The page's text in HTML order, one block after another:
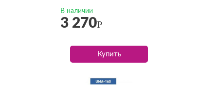
В наличии
3 270Р
Купить